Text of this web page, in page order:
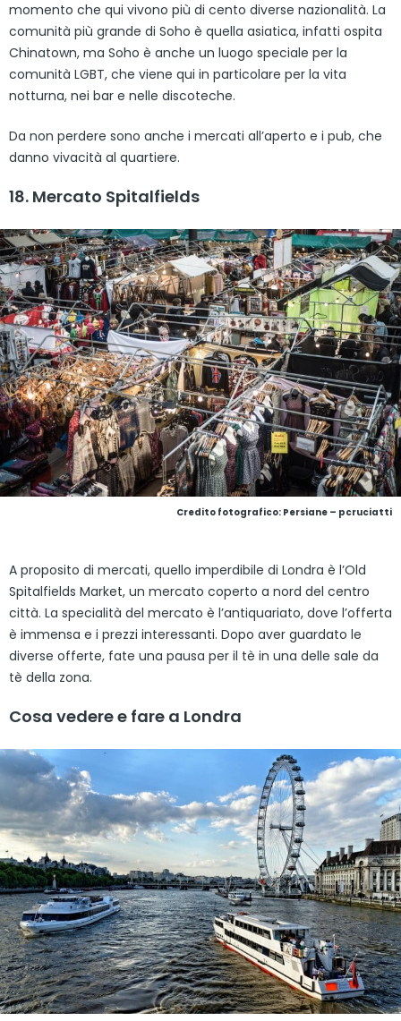
momento che qui vivono più di cento diverse nazionalità. La
comunità più grande di Soho è quella asiatica, infatti ospita
Chinatown, ma Soho è anche un luogo speciale per la
comunità LGBT, che viene qui in particolare per la vita
notturna, nei bar e nelle discoteche.
Da non perdere sono anche i mercati all’aperto e i pub, che
danno vivacità al quartiere.
18. Mercato Spitalfields
Credito fotografico: Persiane – pcruciatti
A proposito di mercati, quello imperdibile di Londra è l’Old
Spitalfields Market, un mercato coperto a nord del centro
città. La specialità del mercato è l’antiquariato, dove l’offerta
è immensa e i prezzi interessanti. Dopo aver guardato le
diverse offerte, fate una pausa per il tè in una delle sale da
tè della zona.
Cosa vedere e fare a Londra